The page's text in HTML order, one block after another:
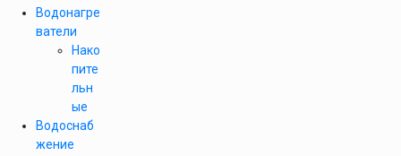
Водонагре
ватели
Нако
пите
льн
ые
Водоснаб
жение